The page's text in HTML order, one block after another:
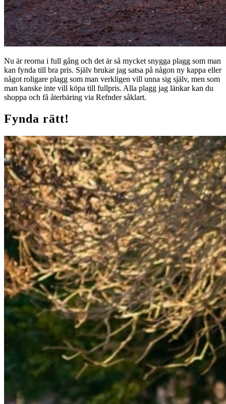
Nu är reorna i full gång och det är så mycket snygga plagg som man
kan fynda till bra pris. Själv brukar jag satsa på någon ny kappa eller
något roligare plagg som man verkligen vill unna sig själv, men som
man kanske inte vill köpa till fullpris. Alla plagg jag länkar kan du
shoppa och få återbäring via Refnder såklart.
Fynda rätt!